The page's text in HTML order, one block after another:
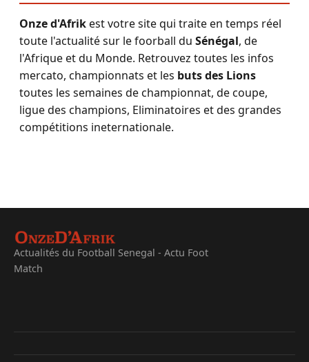
Onze d'Afrikest votre site qui traite en temps réel
toute l'actualité sur le foorball du Sénégal, de
l'Afrique et du Monde. Retrouvez toutes les infos
mercato, championnats et les buts des Lions
toutes les semaines de championnat, de coupe,
ligue des champions, Eliminatoires et des grandes
compétitions ineternationale.
Actualités du Football Senegal - Actu Foot
Match